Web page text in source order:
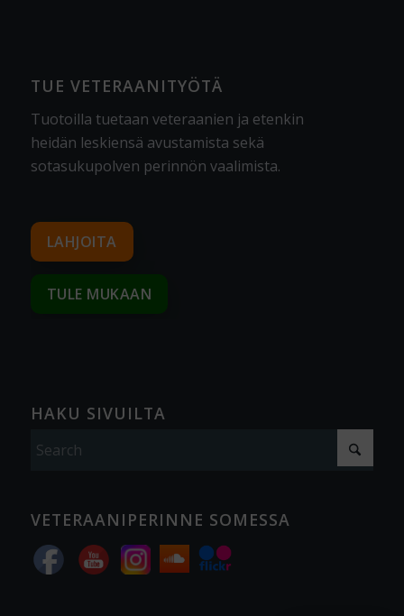
TUE VETERAANITYÖTÄ
Tuotoilla tuetaan veteraanien ja etenkin
heidän leskiensä avustamista sekä
sotasukupolven perinnön vaalimista.
LAHJOITA
TULE MUKAAN
HAKU SIVUILTA
VETERAANIPERINNE SOMESSA